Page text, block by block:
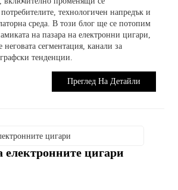
технологичен напредък и
среда. В този блог ще се потопим
на пазара на електронни цигари,
неговата сегментация, канали за
тенденции.
Преглед На Детайли
електронните цигари